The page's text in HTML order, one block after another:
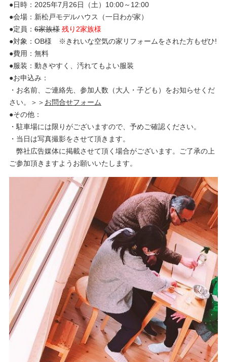
●日時：2025年7月26日（土）10:00～12:00
●会場：新松戸モデルハウス（一日わが家）
●定員： 6家族様 残り2家族様
●対象：OB様 ※きれいな空気の家リフォームをされた方もぜひ!
●費用：無料
●服装：動きやすく、汚れてもよい服装
●お申込み：
・お名前、ご連絡先、参加人数（大人・子ども）をお知らせくだ
さい。＞＞ お問合せフォーム
●その他：
・駐車場には限りがございますので、予めご確認ください。
・当日は写真撮影をさせて頂きます。
弊社広告媒体に掲載させて頂く場合がございます。ご了承の上
ご参加頂きますようお願いいたします。